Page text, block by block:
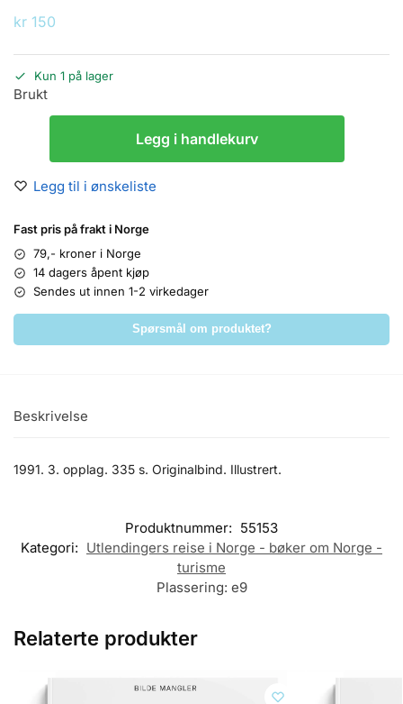
kr 150
Kun 1 på lager
Brukt
Legg i handlekurv
Legg til i ønskeliste
Fast pris på frakt i Norge
79,- kroner i Norge
14 dagers åpent kjøp
Sendes ut innen 1-2 virkedager
Spørsmål om produktet?
Beskrivelse
1991. 3. opplag. 335 s. Originalbind. Illustrert.
Produktnummer: 55153
Kategori: Utlendingers reise i Norge - bøker om Norge -
turisme
Plassering: e9
Relaterte produkter